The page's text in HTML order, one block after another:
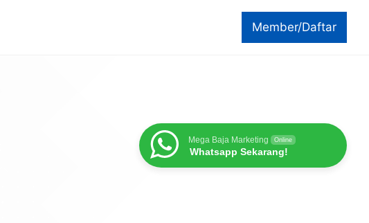
Member/Daftar
Mega Baja Marketing Online
Whatsapp Sekarang!